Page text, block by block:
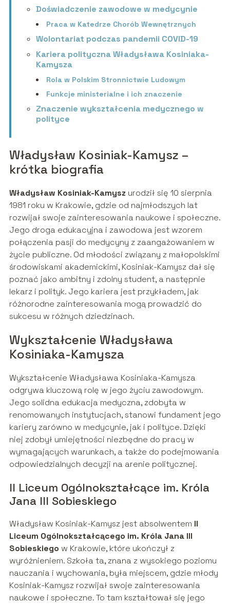
Doświadczenie zawodowe w medycynie
Praca w Katedrze Chorób Wewnętrznych
Wolontariat podczas pandemii COVID-19
Kariera polityczna Władysława Kosiniaka-
Kamysza
Rola w Polskim Stronnictwie Ludowym
Funkcje ministerialne i ich znaczenie
Znaczenie wykształcenia medycznego w
polityce
Władysław Kosiniak-Kamysz –
krótka biografia
Władysław Kosiniak-Kamysz urodził się 10 sierpnia
1981 roku w Krakowie, gdzie od najmłodszych lat
rozwijał swoje zainteresowania naukowe i społeczne.
Jego droga edukacyjna i zawodowa jest wzorem
połączenia pasji do medycyny z zaangażowaniem w
życie publiczne. Od młodości związany z małopolskimi
środowiskami akademickimi, Kosiniak-Kamysz dał się
poznać jako ambitny i zdolny student, a następnie
lekarz i polityk. Jego kariera jest przykładem, jak
różnorodne zainteresowania mogą prowadzić do
sukcesu w różnych dziedzinach.
Wykształcenie Władysława
Kosiniaka-Kamysza
Wykształcenie Władysława Kosiniaka-Kamysza
odgrywa kluczową rolę w jego życiu zawodowym.
Jego solidna edukacja medyczna, zdobyta w
renomowanych instytucjach, stanowi fundament jego
kariery zarówno w medycynie, jak i polityce. Dzięki
niej zdobył umiejętności niezbędne do pracy w
wymagających warunkach, a także do podejmowania
odpowiedzialnych decyzji na arenie politycznej.
II Liceum Ogólnokształcące im. Króla
Jana III Sobieskiego
Władysław Kosiniak-Kamysz jest absolwentem II
Liceum Ogólnokształcącego im. Króla Jana III
Sobieskiego w Krakowie, które ukończył z
wyróżnieniem. Szkoła ta, znana z wysokiego poziomu
nauczania i wychowania, była miejscem, gdzie młody
Kosiniak-Kamysz rozwijał swoje zainteresowania
naukowe i społeczne. To tam kształtował się jego